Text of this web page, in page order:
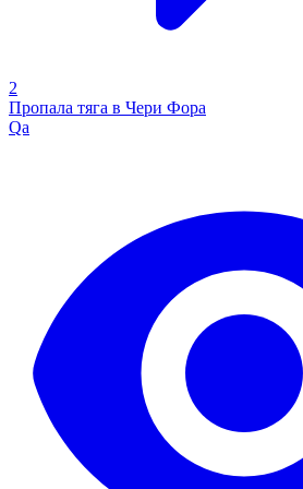
2
Пропала тяга в Чери Фора
Qa